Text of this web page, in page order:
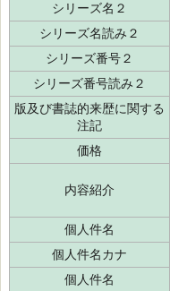
シリーズ名２
シリーズ名読み２
シリーズ番号２
シリーズ番号読み２
版及び書誌的来歴に関する
注記
価格
内容紹介
個人件名
個人件名カナ
個人件名